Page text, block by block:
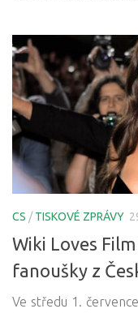
CS /TISKOVÉ ZPRÁVY
Wiki Loves
fanoušky z
Ve středu 1.